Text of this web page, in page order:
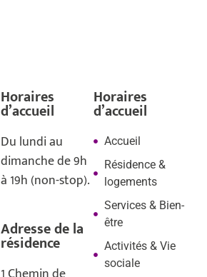
Horaires
d’accueil
Du lundi au
dimanche de 9h
à 19h (non-stop).
Adresse de la
résidence
Horaires
d’accueil
Accueil
Résidence &
logements
Services & Bien-
être
Activités & Vie
sociale